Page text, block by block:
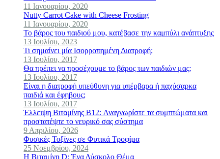
11 Ιανουαρίου, 2020
Nutty Carrot Cake with Cheese Frosting
11 Ιανουαρίου, 2020
Το βάρος του παιδιού μου, κατέβασε την καμπύλι ανάπτυξης
13 Ιουλίου, 2023
Τι σημαίνει μία Ισορροπημένη Διατροφή;
13 Ιουλίου, 2017
Θα πρέπει να προσέχουμε το βάρος των παιδιών μας;
13 Ιουλίου, 2017
Είναι η διατροφή υπεύθυνη για υπέρβαρα ή παχύσαρκα
παιδιά και έφηβους;
13 Ιουλίου, 2017
Έλλειψη Βιταμίνης B12: Αναγνωρίστε τα συμπτώματα και
προστατέψτε το νευρικό σας σύστημα
9 Απριλίου, 2026
Φυσικές Τοξίνες σε Φυτικά Τροφίμα
25 Νοεμβρίου, 2024
Η Βιταμίνη D: Ένα Δύσκολο Θέμα